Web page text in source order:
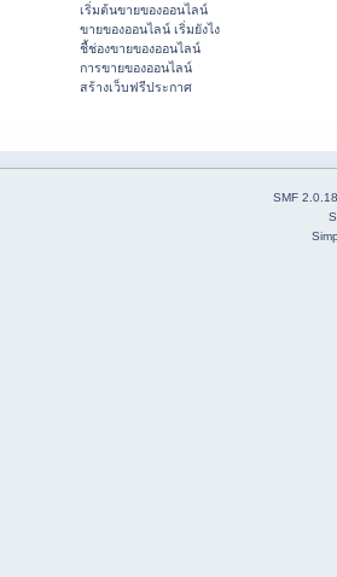
เริ่มต้นขายของออนไลน์
ขายของออนไลน์ เริ่มยังไง
ชี้ช่องขายของออนไลน์
การขายของออนไลน์
สร้างเว็บฟรีประกาศ
SMF 2.0.18